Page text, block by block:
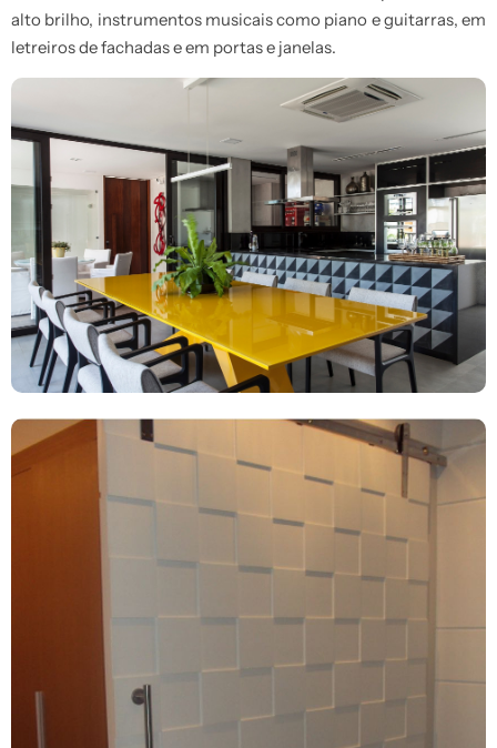
alto brilho, instrumentos musicais como piano e guitarras, em
letreiros de fachadas e em portas e janelas.